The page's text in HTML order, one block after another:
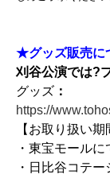
★グッズ販売に
刈谷公演では?
グッズ ：
https://
【お取り扱い
・ 東宝モールに
・日比谷コテ